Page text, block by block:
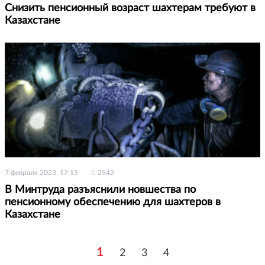
Снизить пенсионный возраст шахтерам требуют в
Казахстане
7 февраля 2023, 17:15 2542
В Минтруда разъяснили новшества по
пенсионному обеспечению для шахтеров в
Казахстане
1 2 3 4